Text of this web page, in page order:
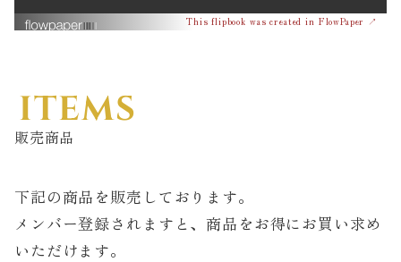
This flipbook was created in FlowPaper ↗
ITEMS
販売商品
下記の商品を販売しております。
メンバー登録されますと、商品をお得にお買い求め
いただけます。